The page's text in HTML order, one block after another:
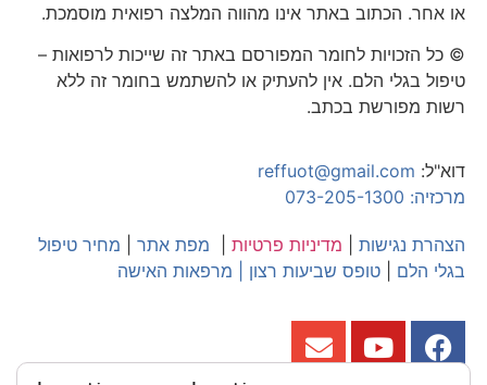
או אחר. הכתוב באתר אינו מהווה המלצה רפואית מוסמכת.
© כל הזכויות לחומר המפורסם באתר זה שייכות לרפואות –
טיפול בגלי הלם. אין להעתיק או להשתמש בחומר זה ללא
רשות מפורשת בכתב.
דוא"ל: reffuot@gmail.com
מרכזיה: 073-205-1300
הצהרת נגישות מדיניות פרטיות מפת אתר
מחיר טיפול
בגלי הלם
טופס שביעות רצון מרפאות האישה